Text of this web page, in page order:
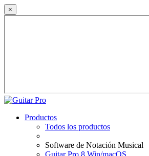
×
Productos
Todos los productos
Software de Notación Musical
Guitar Pro 8 Win/macOS